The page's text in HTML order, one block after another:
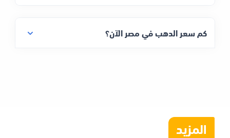
كم سعر الدهب في مصر الآن؟
المزيد